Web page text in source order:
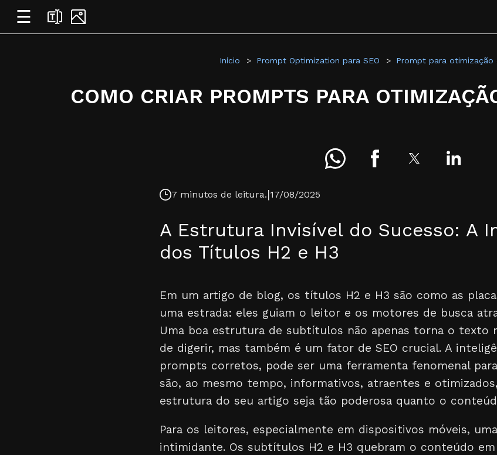
☰
Início Prompt Optimization para SEO Prompt para otimização
COMO CRIAR PROMPTS PARA
7 minutos de leitura.|17/08/2025
A Estrutura Invisível do Sucesso: A
dos Títulos H2 e H3
Em um artigo de blog, os títulos H2 e H3 são como as
uma estrada: eles guiam o leitor e os motores de busca
Uma boa estrutura de subtítulos não apenas torna o texto
de digerir, mas também é um fator de SEO crucial. A
prompts corretos, pode ser uma ferramenta fenomenal
são, ao mesmo tempo, informativos, atraentes e
estrutura do seu artigo seja tão poderosa quanto o
Para os leitores, especialmente em dispositivos móveis,
intimidante. Os subtítulos H2 e H3 quebram o conteúdo em